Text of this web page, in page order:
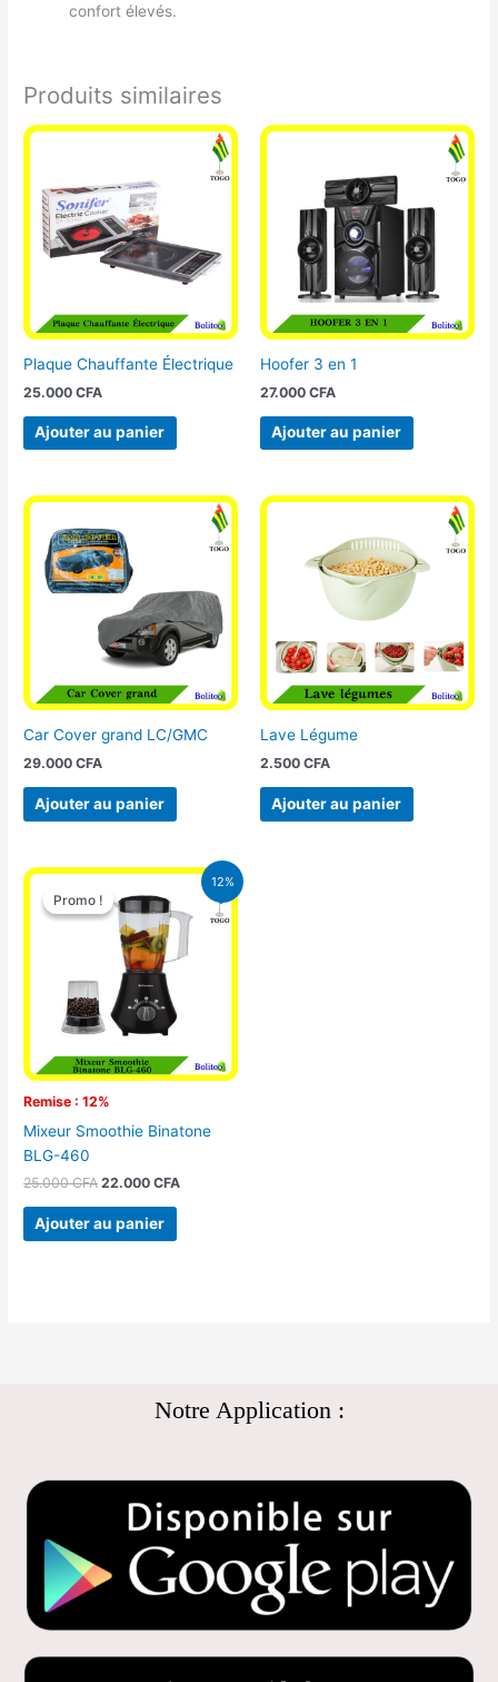
confort élevés.
Produits similaires
Plaque Chauffante Électrique
25.000CFA
Ajouter au panier
Hoofer 3 en 1
27.000 CFA
Ajouter au panier
Car Cover grand LC/GMC
29.000CFA
Ajouter au panier
Lave Légume
2.500 CFA
Ajouter au panier
12%
Promo !
Remise : 12%
Promo !
Mixeur Smoothie Binatone
BLG-460
25.000CFA
Le
prix
initial
était :
25.000 CFA.
22.000CFA
Le
prix
actuel
est :
Ajouter au panier
Notre Application :